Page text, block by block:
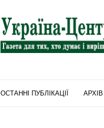
"Україна-
Центр"
ОСТАННІ ПУБЛІКАЦІЇ